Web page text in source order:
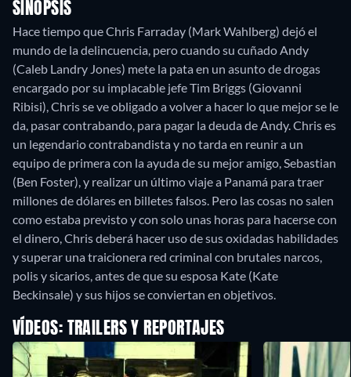
SINOPSIS
Hace tiempo que Chris Farraday (Mark Wahlberg) dejó el
mundo de la delincuencia, pero cuando su cuñado Andy
(Caleb Landry Jones) mete la pata en un asunto de drogas
encargado por su implacable jefe Tim Briggs (Giovanni
Ribisi), Chris se ve obligado a volver a hacer lo que mejor se le
da, pasar contrabando, para pagar la deuda de Andy. Chris es
un legendario contrabandista y no tarda en reunir a un
equipo de primera con la ayuda de su mejor amigo, Sebastian
(Ben Foster), y realizar un último viaje a Panamá para traer
millones de dólares en billetes falsos. Pero las cosas no salen
como estaba previsto y con solo unas horas para hacerse con
el dinero, Chris deberá hacer uso de sus oxidadas habilidades
y superar una traicionera red criminal con brutales narcos,
polis y sicarios, antes de que su esposa Kate (Kate
Beckinsale) y sus hijos se conviertan en objetivos.
VÍDEOS: TRAILERS Y REPORTAJES